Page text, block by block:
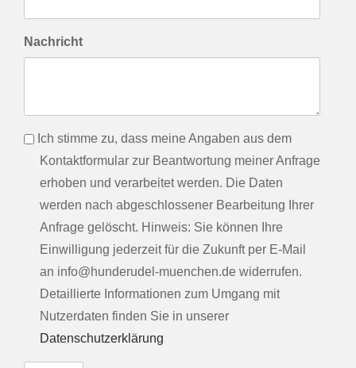
Nachricht
infoIch stimme zu, dass meine Angaben aus dem
Kontaktformular zur Beantwortung meiner Anfrage
erhoben und verarbeitet werden. Die Daten
werden nach abgeschlossener Bearbeitung Ihrer
Anfrage gelöscht. Hinweis: Sie können Ihre
Einwilligung jederzeit für die Zukunft per E-Mail
an info@hunderudel-muenchen.de widerrufen.
Detaillierte Informationen zum Umgang mit
Nutzerdaten finden Sie in unserer
Datenschutzerklärung